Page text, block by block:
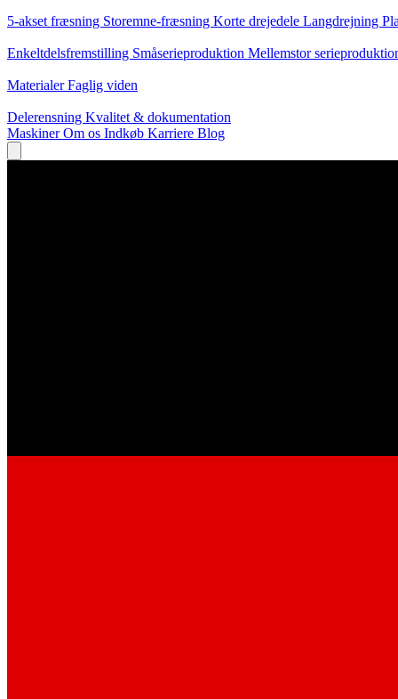
5-akset fræsning Storemne-fræsning Korte drejedele Langdrejning
Enkeltdelsfremstilling Småserieproduktion Mellemstor
MaterialerFaglig viden
Delerensning Kvalitet & dokumentation
MaskinerOm os Indkøb Karriere Blog